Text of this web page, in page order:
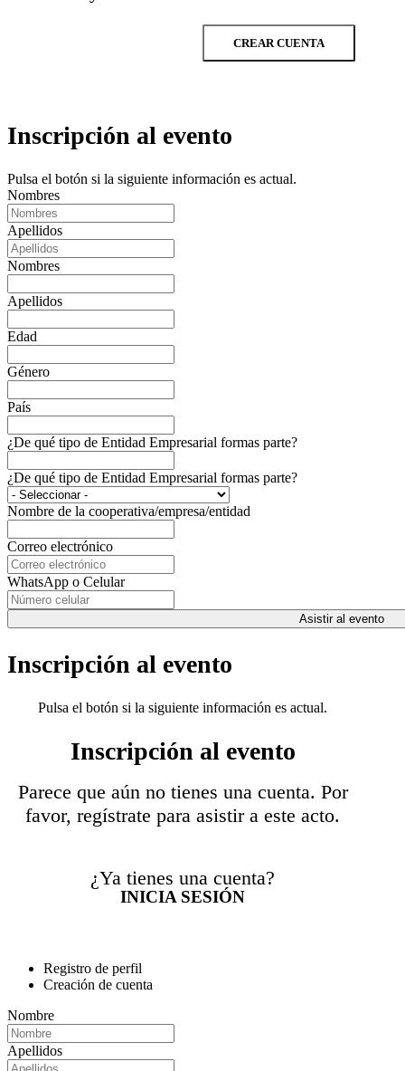
CREAR CUENTA
Inscripción al evento
Pulsa el botón si la siguiente información es actual.
Nombres
Apellidos
Nombres
Apellidos
Edad
Género
País
¿De qué tipo de Entidad Empresarial formas parte?
¿De qué tipo de Entidad Empresarial formas parte?
Nombre de la cooperativa/empresa/entidad
Correo electrónico
WhatsApp o Celular
Asistir al evento
Inscripción al evento
Pulsa el botón si la siguiente información es actual.
Inscripción al evento
Parece que aún no tienes una cuenta. Por
favor, regístrate para asistir a este acto.
¿Ya tienes una cuenta?
INICIA SESIÓN
Registro de perfil
Creación de cuenta
Nombre
Apellidos